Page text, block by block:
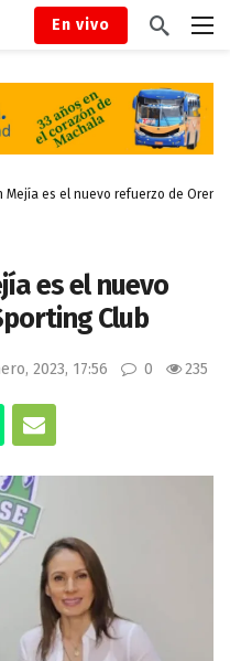
En vivo
Mejía es el nuevo refuerzo de
es el nuevo
Club
2023, 17:56 0 235